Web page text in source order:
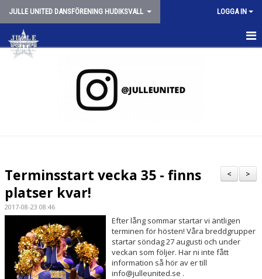
JULLE UNITED DANSFÖRENING HUDIKSVALL LOGGA IN
HEM
SPONSORER
TRYGG CHEERLEADING
STYRELSEN
KONTAKT
>
<
Terminsstart vecka 35 - finns
platser kvar!
2017-08-23 08:46
Efter lång sommar startar vi äntligen
terminen för hösten! Våra breddgrupper
startar söndag 27 augusti och under
veckan som följer. Har ni inte fått
information så hör av er till
info@julleunited.se .